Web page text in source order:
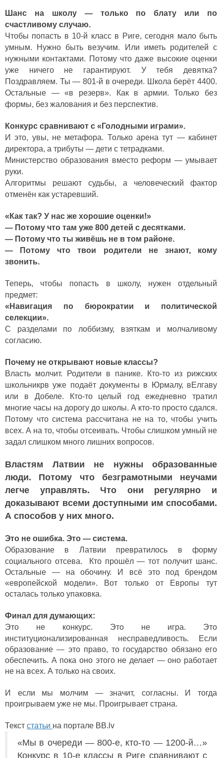
Шанс на школу — только по блату или по
счастливому случаю.
Чтобы попасть в 10-й класс в Риге, сегодня мало быть
умным. Нужно быть везучим. Или иметь родителей с
нужными контактами. Потому что даже высокие оценки
уже ничего не гарантируют. У тебя девятка?
Поздравляем. Ты — 801-й в очереди. Школа берёт 4400.
Остальные — «в резерв». Как в армии. Только без
формы, без жалования и без перспектив.
Конкурс сравнивают с «Голодными играми».
И это, увы, не метафора. Только арена тут — кабинет
директора, а трибуты — дети с тетрадками.
Министерство образования вместо реформ — умывает
руки.
Алгоритмы решают судьбы, а человеческий фактор
отменён как устаревший.
«Как так? У нас же хорошие оценки!»
— Потому что там уже 800 детей с десятками.
— Потому что ты живёшь не в том районе.
— Потому что твои родители не знают, кому
звонить.
Теперь, чтобы попасть в школу, нужен отдельный
предмет:
«Навигация по бюрократии и политической
селекции».
С разделами по лоббизму, взяткам и молчаливому
согласию.
Почему не открывают новые классы?
Власть молчит. Родители в панике. Кто-то из рижских
школьникрв уже подаёт документы в Юрмалу, вЕлгаву
или в Добеле. Кто-то целый год ежедневно тратил
многие часы на дорогу до школы. А кто-то просто сдался.
Потому что система рассчитана не на то, чтобы учить
всех. А на то, чтобы отсеивать. Чтобы слишком умный не
задал слишком много лишних вопросов.
Властям Латвии не нужны образованные
люди. Потому что безграмотными неучами
легче управлять. Что они регулярно и
доказывают всеми доступными им способами.
А способов у них много.
Это не ошибка. Это — система.
Образование в Латвии превратилось в форму
социального отсева.
Кто прошёл — тот получит шанс.
Остальные — на обочину.
И всё это под брендом
«европейской модели». Вот только от Европы тут
осталась только упаковка.
Финал для думающих:
Это не конкурс. Это не игра. Это
институционализированная несправедливость.
Если
образование — это право, то государство обязано его
обеспечить. А пока оно этого не делает — оно работает
не на всех. А только на своих.
И если мы молчим — значит, согласны. И тогда
проигрываем уже не мы. Проигрывает страна.
Текст статьи на портале BB.lv
«Мы в очереди — 800-е, кто-то — 1200-й…»
Конкурс в 10-е классы в Риге сравнивают с